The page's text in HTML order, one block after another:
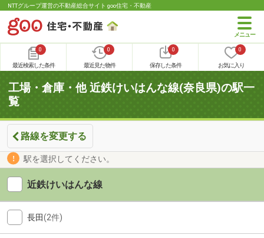
NTTグループ運営の不動産総合サイト goo住宅・不動産
0
最近検索した条件
0
最近見た物件
0
保存した条件
0
お気に入り
工場・倉庫・他 近鉄けいはんな線(奈良県)の駅一
覧
路線を変更する
駅を選択してください。
近鉄けいはんな線
長田(2件)